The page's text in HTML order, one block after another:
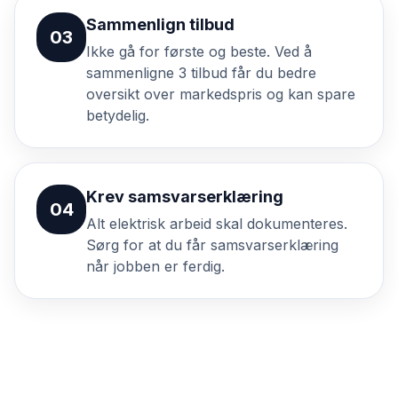
03
Sammenlign tilbud
Ikke gå for første og beste. Ved å
sammenligne 3 tilbud får du bedre
oversikt over markedspris og kan spare
betydelig.
04
Krev samsvarserklæring
Alt elektrisk arbeid skal dokumenteres.
Sørg for at du får samsvarserklæring
når jobben er ferdig.